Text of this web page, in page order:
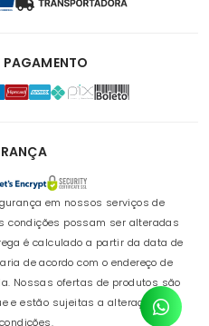
PAGAMENTO
em nossos serviços de
condições possam ser alteradas
é calculado a partir da data de
de acordo com o endereço de
Nossas ofertas de produtos são
e estão sujeitas a alterações de